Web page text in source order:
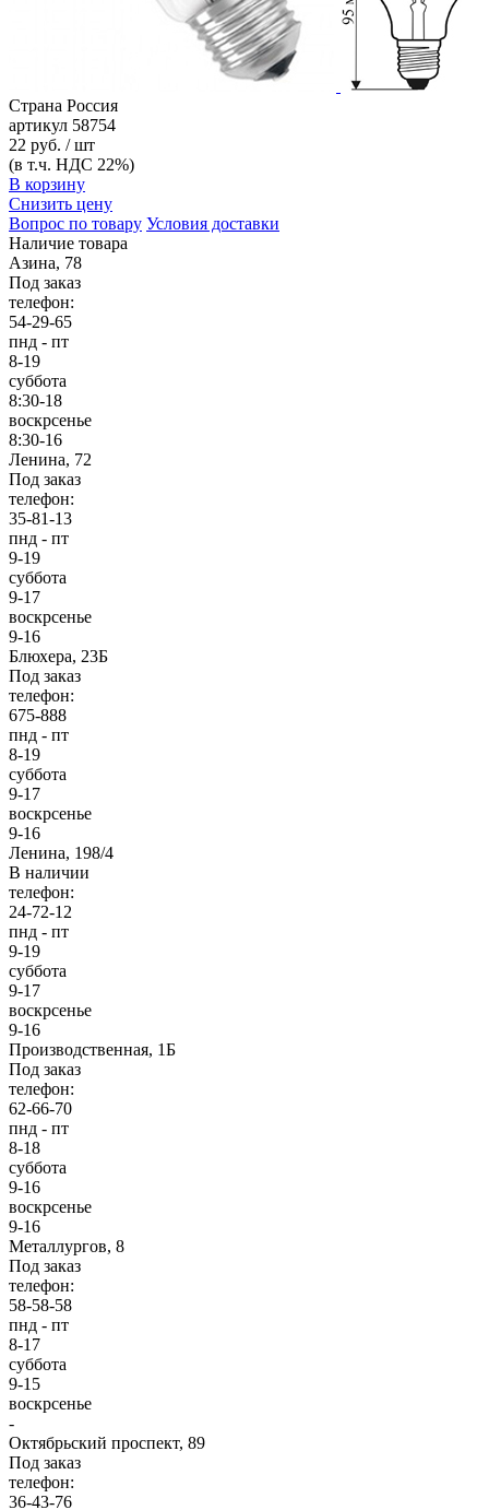
Страна Россия
артикул 58754
22 руб. / шт
(в т.ч. НДС 22%)
В корзину
Снизить цену
Вопрос по товару Условия доставки
Наличие товара
Азина, 78
Под заказ
телефон:
54-29-65
пнд - пт
8-19
суббота
8:30-18
воскрсенье
8:30-16
Ленина, 72
Под заказ
телефон:
35-81-13
пнд - пт
9-19
суббота
9-17
воскрсенье
9-16
Блюхера, 23Б
Под заказ
телефон:
675-888
пнд - пт
8-19
суббота
9-17
воскрсенье
9-16
Ленина, 198/4
В наличии
телефон:
24-72-12
пнд - пт
9-19
суббота
9-17
воскрсенье
9-16
Производственная, 1Б
Под заказ
телефон:
62-66-70
пнд - пт
8-18
суббота
9-16
воскрсенье
9-16
Металлургов, 8
Под заказ
телефон:
58-58-58
пнд - пт
8-17
суббота
9-15
воскрсенье
-
Октябрьский проспект, 89
Под заказ
телефон:
36-43-76